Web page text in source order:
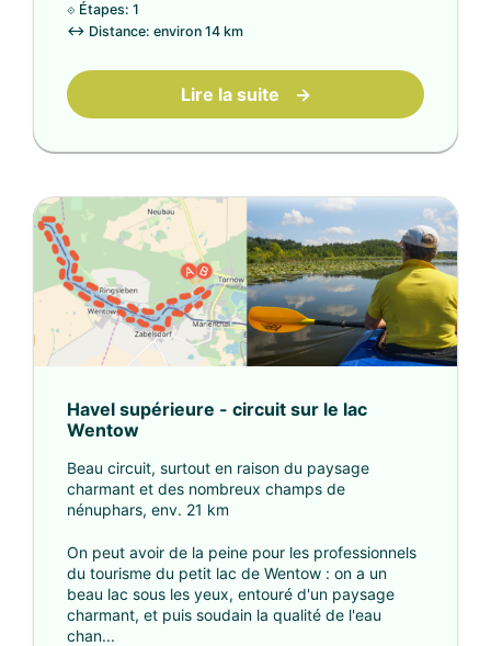
⟐ Étapes: 1
↔ Distance: environ 14 km
Lire la suite →
Havel supérieure - circuit sur le lac
Wentow
Beau circuit, surtout en raison du paysage
charmant et des nombreux champs de
nénuphars, env. 21 km
On peut avoir de la peine pour les professionnels
du tourisme du petit lac de Wentow : on a un
beau lac sous les yeux, entouré d'un paysage
charmant, et puis soudain la qualité de l'eau
chan...